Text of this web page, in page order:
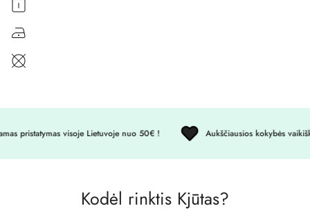
pristatymas visoje Lietuvoje nuo 50€ ! Aukščiausios kokybės vaikiški
Kodėl rinktis Kjūtas?